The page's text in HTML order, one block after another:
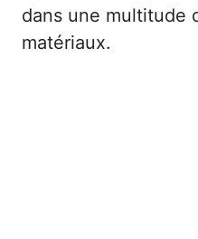
dans une multitude
matériaux.